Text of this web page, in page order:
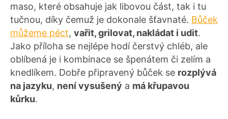
maso, které obsahuje jak libovou část, tak i tu
tučnou, díky čemuž je dokonale šťavnaté. Bůček
můžeme péct, vařit, grilovat, nakládat i udit.
Jako příloha se nejlépe hodí čerstvý chléb, ale
oblíbená je i kombinace se špenátem či zelím a
knedlíkem. Dobře připravený bůček se rozplývá
na jazyku, není vysušený a má křupavou
kůrku.